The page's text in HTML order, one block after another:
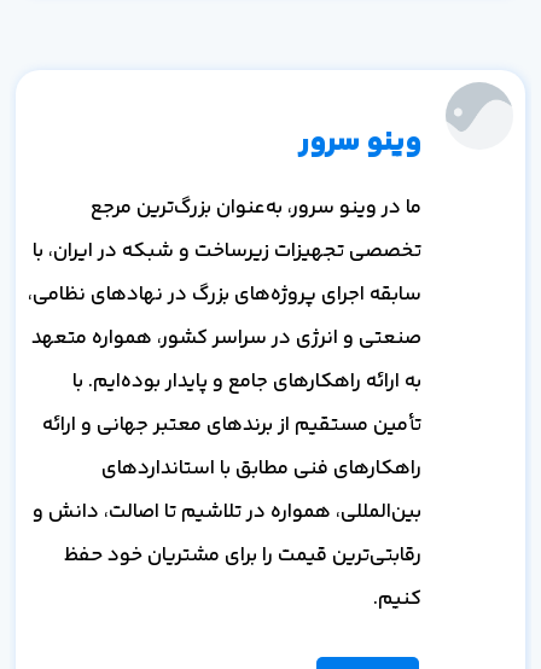
وینو سرور
ما در وینو سرور، به‌عنوان بزرگ‌ترین مرجع
تخصصی تجهیزات زیرساخت و شبکه در ایران، با
سابقه اجرای پروژه‌های بزرگ در نهادهای نظامی،
صنعتی و انرژی در سراسر کشور، همواره متعهد
به ارائه راهکارهای جامع و پایدار بوده‌ایم. با
تأمین مستقیم از برندهای معتبر جهانی و ارائه
راهکارهای فنی مطابق با استانداردهای
بین‌المللی، همواره در تلاشیم تا اصالت، دانش و
رقابتی‌ترین قیمت را برای مشتریان خود حفظ
کنیم.